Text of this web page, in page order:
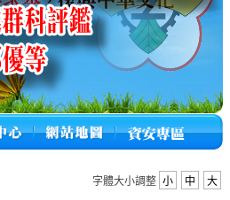
字體大小調整 小 中 大